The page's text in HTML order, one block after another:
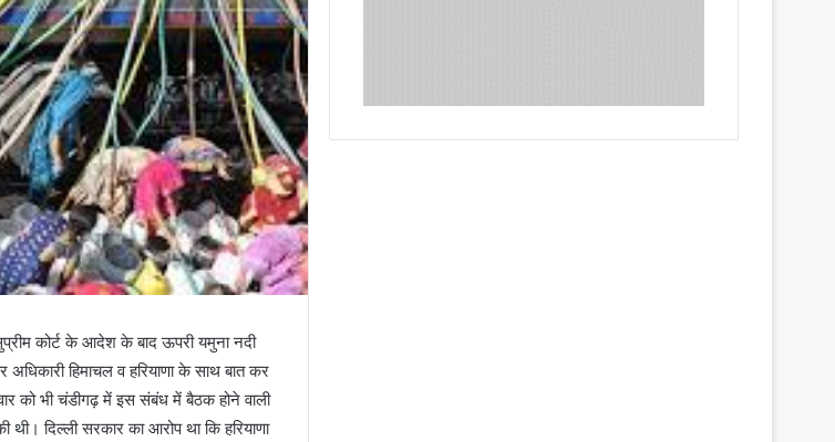
कोर्ट के आदेश के बाद ऊपरी यमुना नदी
हिमाचल व हरियाणा के साथ बात कर
को भी चंडीगढ़ में इस संबंध में बैठक होने वाली
दिल्ली सरकार का आरोप था कि हरियाणा